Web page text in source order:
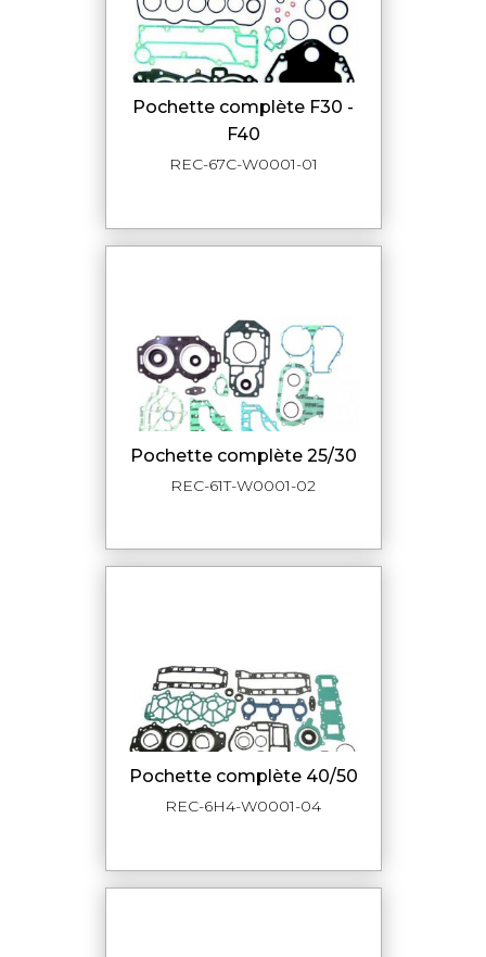
pochette complète F30 -
F40
REC-67C-W0001-01
pochette complète 25/30
REC-61T-W0001-02
pochette complète 40/50
REC-6H4-W0001-04